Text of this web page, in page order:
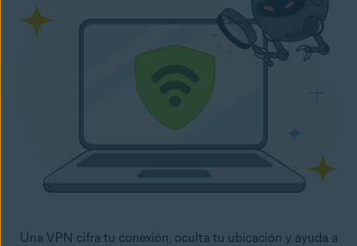
Una VPN cifra tu conexión, oculta tu ubicación y ayuda a